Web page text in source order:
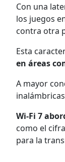
Con una
los juegos
contra otra
Esta
en áreas
A mayor
Wi-Fi 7
como el
para la